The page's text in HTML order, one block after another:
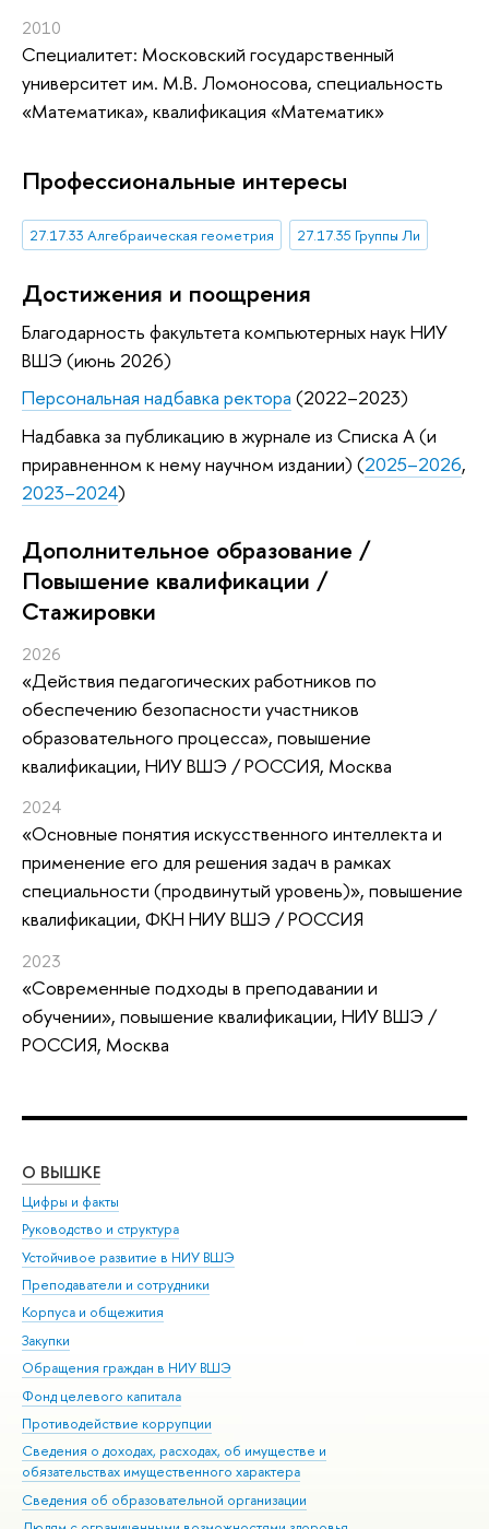
2010
Специалитет: Московский государственный
университет им. М.В. Ломоносова, специальность
«Математика», квалификация «Математик»
Профессиональные интересы
27.17.33 Алгебраическая геометрия 27.17.35 Группы Ли
Достижения и поощрения
Благодарность факультета компьютерных наук НИУ
ВШЭ (июнь 2026)
Персональная надбавка ректора (2022–2023)
Надбавка за публикацию в журнале из Списка А (и
приравненном к нему научном издании) (2025–2026,
2023–2024)
Дополнительное образование /
Повышение квалификации /
Стажировки
2026
«Действия педагогических работников по
обеспечению безопасности участников
образовательного процесса», повышение
квалификации, НИУ ВШЭ / РОССИЯ, Москва
2024
«Основные понятия искусственного интеллекта и
применение его для решения задач в рамках
специальности (продвинутый уровень)», повышение
квалификации, ФКН НИУ ВШЭ / РОССИЯ
2023
«Современные подходы в преподавании и
обучении», повышение квалификации, НИУ ВШЭ /
РОССИЯ, Москва
О ВЫШКЕ
Цифры и факты
Руководство и структура
Устойчивое развитие в НИУ ВШЭ
Преподаватели и сотрудники
Корпуса и общежития
Закупки
Обращения граждан в НИУ ВШЭ
Фонд целевого капитала
Противодействие коррупции
Сведения о доходах, расходах, об имуществе и
обязательствах имущественного характера
Сведения об образовательной организации